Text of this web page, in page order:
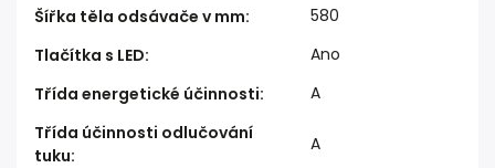
Šířka těla odsávače v mm:
580
Tlačítka s LED:
Ano
Třída energetické účinnosti:
A
Třída účinnosti odlučování
tuku:
A